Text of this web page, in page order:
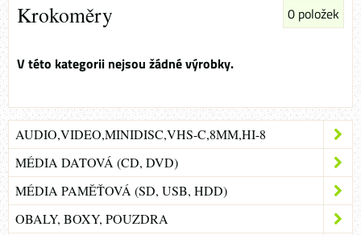
Krokoměry 0 položek
AUDIO,VIDEO,MINIDISC,VHS-C,8MM,HI-8
MÉDIA DATOVÁ (CD, DVD)
MÉDIA PAMĚŤOVÁ (SD, USB, HDD)
OBALY, BOXY, POUZDRA